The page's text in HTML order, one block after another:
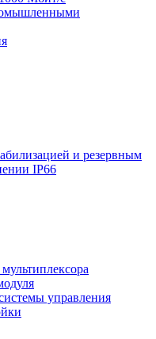
и резервным
IP66
управления